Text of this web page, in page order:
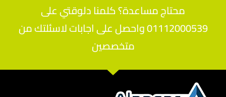
محتاج مساعدة؟ كلمنا دلوقتي على
01112000539 واحصل على اجابات لاسئلتك من
متخصصين